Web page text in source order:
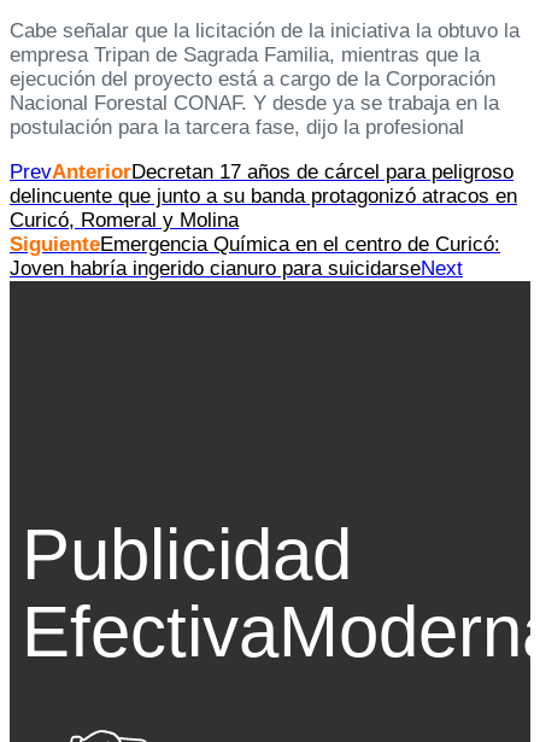
Cabe señalar que la licitación de la iniciativa la obtuvo la
empresa Tripan de Sagrada Familia, mientras que la
ejecución del proyecto está a cargo de la Corporación
Nacional Forestal CONAF. Y desde ya se trabaja en la
postulación para la tarcera fase, dijo la profesional
PrevAnteriorDecretan 17 años de cárcel para peligroso
delincuente que junto a su banda protagonizó atracos en
Curicó, Romeral y Molina
SiguienteEmergencia Química en el centro de Curicó:
Joven habría ingerido cianuro para suicidarseNext
Publicidad
Efectiva